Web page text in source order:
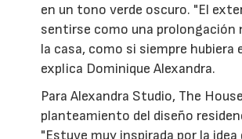
en un tono verde oscuro. "El
sentirse como una prolongación
la casa, como si siempre hubiera
explica Dominique Alexandra.
Para Alexandra Studio, The
planteamiento del diseño
"Estuve muy inspirada por la idea